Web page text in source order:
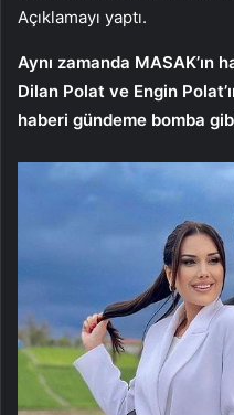
Açıklamayı yaptı.
Aynı zamanda MASAK’ın
Dilan Polat ve Engin
haberi gündeme bomba